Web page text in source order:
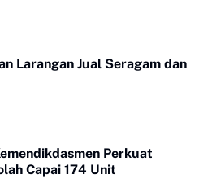
Larangan Jual Seragam dan
Perkuat
Capai 174 Unit